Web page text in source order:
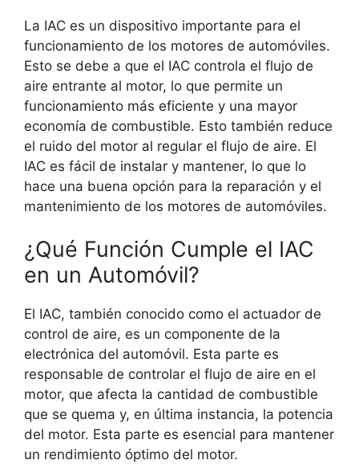
La IAC es un dispositivo importante para el
funcionamiento de los motores de automóviles.
Esto se debe a que el IAC controla el flujo de
aire entrante al motor, lo que permite un
funcionamiento más eficiente y una mayor
economía de combustible. Esto también reduce
el ruido del motor al regular el flujo de aire. El
IAC es fácil de instalar y mantener, lo que lo
hace una buena opción para la reparación y el
mantenimiento de los motores de automóviles.
¿Qué Función Cumple el IAC
en un Automóvil?
El IAC, también conocido como el actuador de
control de aire, es un componente de la
electrónica del automóvil. Esta parte es
responsable de controlar el flujo de aire en el
motor, que afecta la cantidad de combustible
que se quema y, en última instancia, la potencia
del motor. Esta parte es esencial para mantener
un rendimiento óptimo del motor.